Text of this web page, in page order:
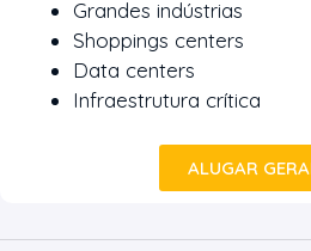
Grandes indústrias
Shoppings centers
Data centers
Infraestrutura crítica
ALUGAR